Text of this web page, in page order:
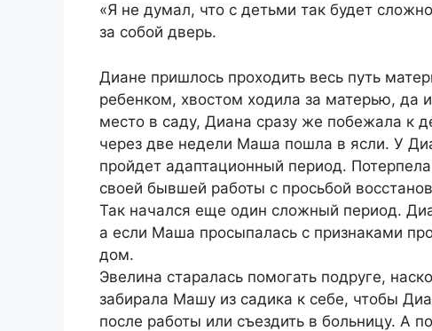
«Я не думал, что с детьми так будет
за собой дверь.
Диане пришлось проходить весь путь
ребенком, хвостом ходила за матерью, да
место в саду, Диана сразу же побежала к
через две недели Маша пошла в ясли. У
пройдет адаптационный период.
своей бывшей работы с просьбой
Так начался еще один сложный период.
а если Маша просыпалась с признаками
дом.
Эвелина старалась помогать подруге,
забирала Машу из садика к себе, чтобы
после работы или съездить в больницу. А